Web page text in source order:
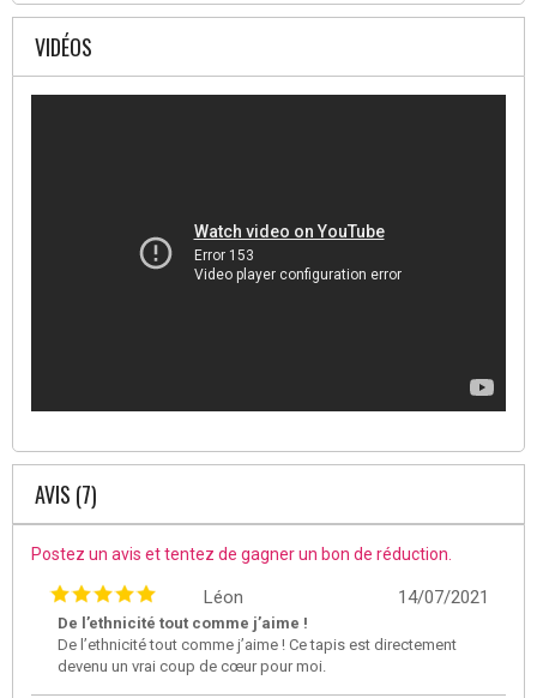
VIDÉOS
AVIS (7)
Postez un avis et tentez de gagner un bon de réduction.
14/07/2021
Léon
De l’ethnicité tout comme j’aime !
De l’ethnicité tout comme j’aime ! Ce tapis est directement
devenu un vrai coup de cœur pour moi.